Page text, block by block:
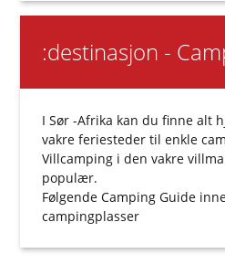
:destinasjon -
I Sør -Afrika kan du finne alt
vakre feriesteder til enkle
Villcamping i den vakre
populær.
FølgendeCamping Guide
campingplasser